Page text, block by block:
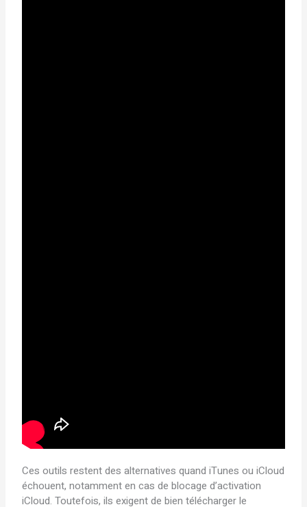
Ces outils restent des alternatives quand iTunes ou iCloud
échouent, notamment en cas de blocage d’activation
iCloud. Toutefois, ils exigent de bien télécharger le